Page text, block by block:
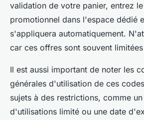
validation de votre panier, entrez
promotionnel dans l'espace dédié
s'appliquera automatiquement.
car ces offres sont souvent
Il est aussi important de noter les
générales d'utilisation de ces
sujets à des restrictions, comme
d'utilisations limité ou une date